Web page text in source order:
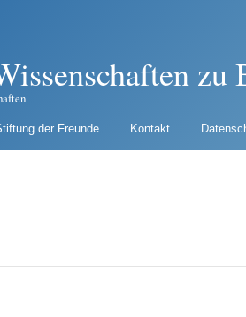
zu
der Freunde Kontakt